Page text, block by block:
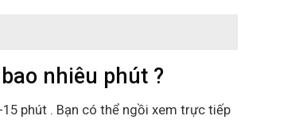
nhiêu phút ?
phút . Bạn có thể ngồi xem trực tiếp